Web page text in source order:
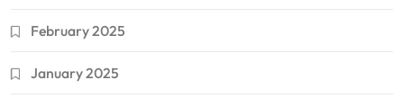
February 2025
January 2025